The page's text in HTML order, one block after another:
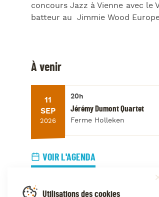
concours Jazz à Vienne avec le
batteur au Jimmie Wood
À venir
11
SEP
2026
20h
Jérémy Dumont Quartet
Ferme Holleken
VOIR L'AGENDA
Utilisations des cookies